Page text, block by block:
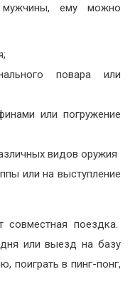
мужчины, ему можно
повара или
или погружение
видов оружия
или на выступление
совместная поездка.
или выезд на базу
поиграть в пинг-понг,